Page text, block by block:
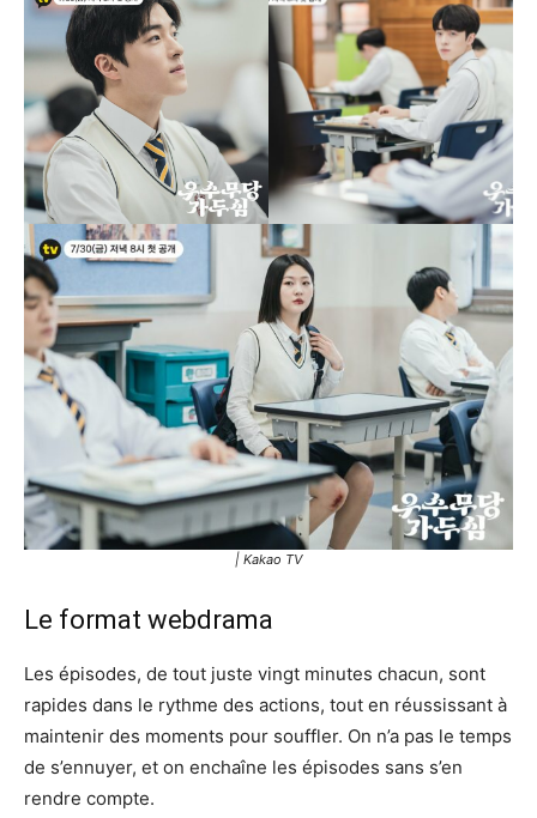
| Kakao TV
Le format webdrama
Les épisodes, de tout juste vingt minutes chacun, sont
rapides dans le rythme des actions, tout en réussissant à
maintenir des moments pour souffler. On n’a pas le temps
de s’ennuyer, et on enchaîne les épisodes sans s’en
rendre compte.